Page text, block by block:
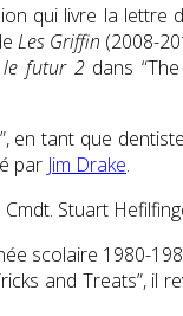
qui livre la
Les Griffin (2008-
le futur 2dans
en tant que
par Jim Drake.
Stuart
scolaire 1980-
and Treats”, il